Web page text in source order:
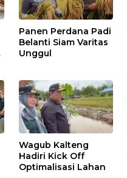
Panen Perdana Padi
Belanti Siam Varitas
Unggul
Wagub Kalteng
Hadiri Kick Off
Optimalisasi Lahan